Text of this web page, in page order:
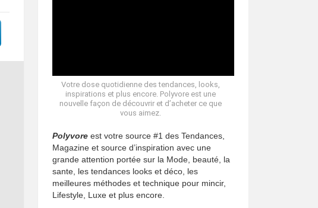
Votre dose quotidienne des tendances, looks,
inspirations et plus encore. Polyvore est une
nouvelle façon de découvrir et d’acheter ce que
vous aimez.
Polyvore est votre source #1 des Tendances,
Magazine et source d’inspiration avec une
grande attention portée sur la Mode, beauté, la
sante, les tendances looks et déco, les
meilleures méthodes et technique pour mincir,
Lifestyle, Luxe et plus encore.